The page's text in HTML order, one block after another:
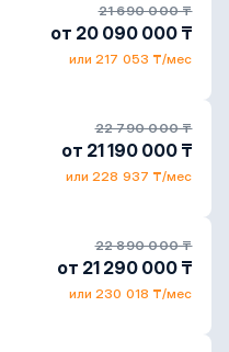
21 690 000 ₸
от 20 090 000 ₸
или 217 053 ₸/мес
22 790 000 ₸
от 21 190 000 ₸
или 228 937 ₸/мес
22 890 000 ₸
от 21 290 000 ₸
или 230 018 ₸/мес